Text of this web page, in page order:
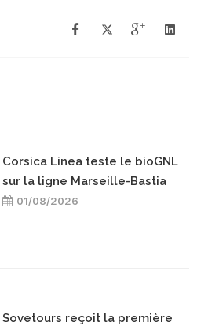
Corsica Linea teste le bioGNL
sur la ligne Marseille-Bastia
01/08/2026
Sovetours reçoit la première